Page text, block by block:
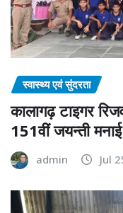
स्वास्थ्य एवं सुंदरता
कालागढ़ टाइगर
151वीं जयन्ती मनाई
admin Jul